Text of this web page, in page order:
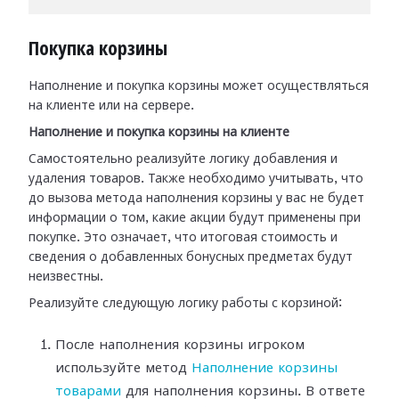
Покупка корзины
Наполнение и покупка корзины может осуществляться
на клиенте или на сервере.
Наполнение и покупка корзины на клиенте
Самостоятельно реализуйте логику добавления и
удаления товаров. Также необходимо учитывать, что
до вызова метода наполнения корзины у вас не будет
информации о том, какие акции будут применены при
покупке. Это означает, что итоговая стоимость и
сведения о добавленных бонусных предметах будут
неизвестны.
Реализуйте следующую логику работы с корзиной:
После наполнения корзины игроком
используйте метод Наполнение корзины
товарами для наполнения корзины. В ответе